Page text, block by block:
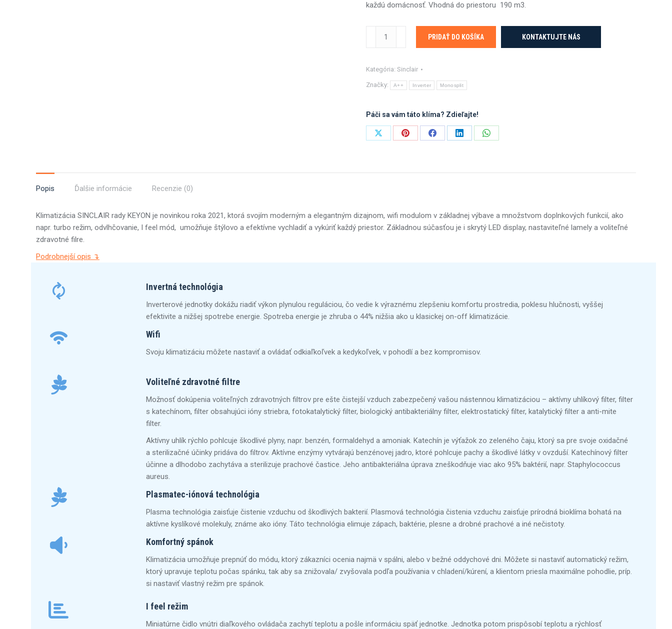
každú domácnosť. Vhodná do priestoru 190 m3.
Series
24BIK
SOH-
24BIK2
6,2
PRIDAŤ DO KOŠÍKA KONTAKTUJTE NÁS
Kategória: Sinclair
Značky: A++ Inverter Monosplit
Páči sa vám táto klíma? Zdieľajte!
Share
Share
Share
Share
Share
Popis Ďalšie informácie Recenzie (0)
Klimatizácia SINCLAIR rady KEYON je novinkou roka 2021, ktorá svojím moderným a elegantným dizajnom, wifi modulom v základnej výbave a množstvom doplnkových funkcií, ako
napr. turbo režim, odvlhčovanie, I feel mód, umožňuje štýlovo a efektívne vychladiť a vykúriť každý priestor. Základnou súčasťou je i skrytý LED display, nastaviteľné lamely a voliteľné
zdravotné filre.
Podrobnejší opis ↴
Invertná technológia
Inverterové jednotky dokážu riadiť výkon plynulou reguláciou, čo vedie k výraznému zlepšeniu komfortu prostredia, poklesu hlučnosti, vyššej
efektivite a nižšej spotrebe energie. Spotreba energie je zhruba o 44% nižšia ako u klasickej on-off klimatizácie.
Wifi
Svoju klimatizáciu môžete nastaviť a ovládať odkiaľkoľvek a kedykoľvek, v pohodlí a bez kompromisov.
Voliteľné zdravotné filtre
Možnosť dokúpenia voliteľných zdravotných filtrov pre ešte čistejší vzduch zabezpečený vašou nástennou klimatizáciou – aktívny uhlíkový filter, filter
s katechínom, filter obsahujúci ióny striebra, fotokatalytický filter, biologický antibakteriálny filter, elektrostatický filter, katalytický filter a anti-mite
filter.
Aktívny uhlík rýchlo pohlcuje škodlivé plyny, napr. benzén, formaldehyd a amoniak. Katechín je výťažok zo zeleného čaju, ktorý sa pre svoje oxidačné
a sterilizačné účinky pridáva do filtrov. Aktívne enzýmy vytvárajú benzénovej jadro, ktoré pohlcuje pachy a škodlivé látky v ovzduší. Katechínový filter
účinne a dlhodobo zachytáva a sterilizuje prachové častice. Jeho antibakteriálna úprava zneškodňuje viac ako 95% baktérií, napr. Staphylococcus
aureus.
Plasmatec-iónová technológia
Plasma technológia zaisťuje čistenie vzduchu od škodlivých bakterií. Plasmová technológia čistenia vzduchu zaisťuje prírodná bioklíma bohatá na
aktívne kyslíkové molekuly, známe ako ióny. Táto technológia elimuje zápach, baktérie, plesne a drobné prachové a iné nečistoty.
Komfortný spánok
Klimatizácia umožňuje prepnúť do módu, ktorý zákazníci ocenia najmä v spálni, alebo v bežné oddychové dni. Môžete si nastaviť automatický režim,
ktorý upravuje teplotu počas spánku, tak aby sa znižovala/ zvyšovala podľa používania v chladení/kúrení, a klientom priesla maximálne pohodlie, príp.
si nastaviť vlastný režim pre spánok.
I feel režim
Miniatúrne čidlo vnútri diaľkového ovládača zachytí teplotu a pošle informáciu späť jednotke. Jednotka potom prispôsobí teplotu a rýchlosť